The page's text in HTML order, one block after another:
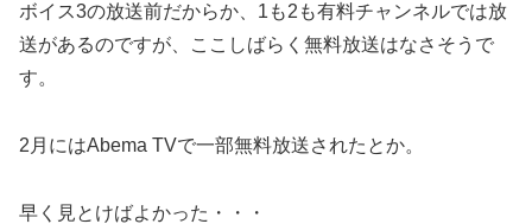
ボイス3の放送前だからか、1も2も有料チャンネルでは放
送があるのですが、ここしばらく無料放送はなさそうで
す。
2月にはAbema TVで一部無料放送されたとか。
早く見とけばよかった・・・